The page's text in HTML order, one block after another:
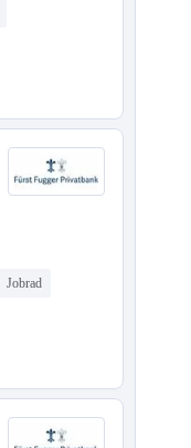
Jobrad